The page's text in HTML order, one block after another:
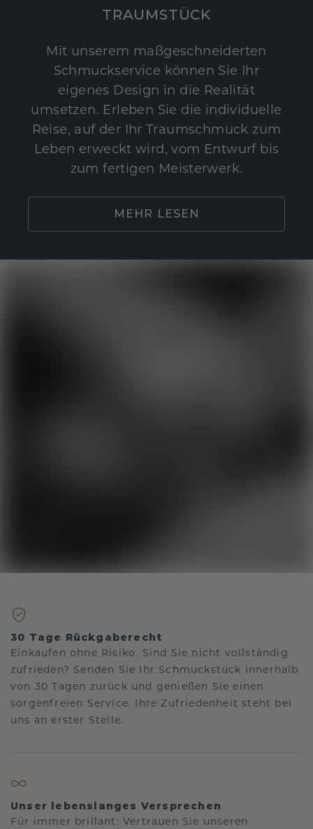
TRAUMSTÜCK
Mit unserem maßgeschneiderten
Schmuckservice können Sie Ihr
eigenes Design in die Realität
umsetzen. Erleben Sie die individuelle
Reise, auf der Ihr Traumschmuck zum
Leben erweckt wird, vom Entwurf bis
zum fertigen Meisterwerk.
MEHR LESEN
30 Tage Rückgaberecht
Einkaufen ohne Risiko. Sind Sie nicht vollständig
zufrieden? Senden Sie Ihr Schmuckstück innerhalb
von 30 Tagen zurück und genießen Sie einen
sorgenfreien Service. Ihre Zufriedenheit steht bei
uns an erster Stelle.
Unser lebenslanges Versprechen
Für immer brillant: Vertrauen Sie unseren